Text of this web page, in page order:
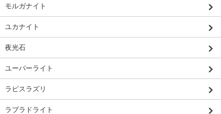
モルガナイト
ユカナイト
夜光石
ユーパーライト
ラピスラズリ
ラブラドライト